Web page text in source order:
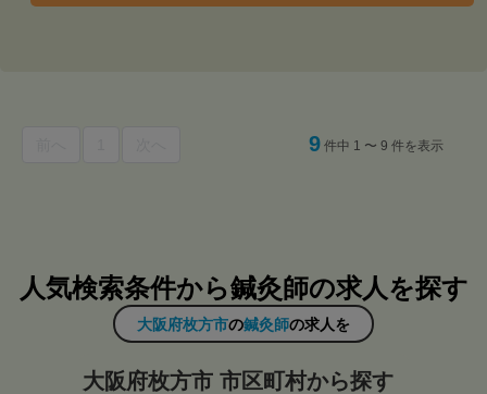
9 件中 1 〜 9 件を表示
人気検索条件から鍼灸師の求人を探す
大阪府枚方市の鍼灸師の求人を
大阪府枚方市 市区町村から探す